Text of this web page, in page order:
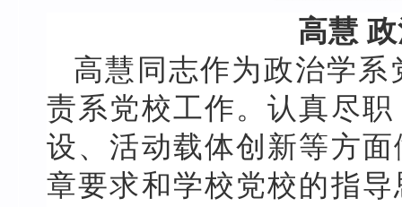
高慧
高慧同志作为政治学系
责系党校工作。认真尽
设、活动载体创新等方
章要求和学校党校的指